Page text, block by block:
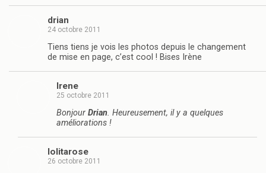
drian
24 octobre 2011
Tiens tiens je vois les photos depuis le changement
de mise en page, c’est cool ! Bises Irène
Irene
25 octobre 2011
Bonjour Drian. Heureusement, il y a quelques
améliorations !
lolitarose
26 octobre 2011